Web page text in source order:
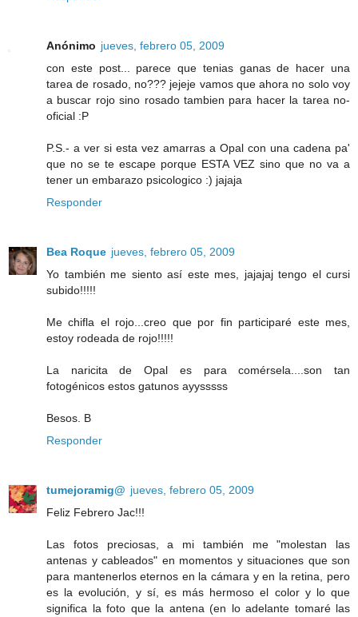
Anónimo jueves, febrero 05, 2009
con este post... parece que tenias ganas de hacer una
tarea de rosado, no??? jejeje vamos que ahora no solo voy
a buscar rojo sino rosado tambien para hacer la tarea no-
oficial :P
P.S.- a ver si esta vez amarras a Opal con una cadena pa'
que no se te escape porque ESTA VEZ sino que no va a
tener un embarazo psicologico :) jajaja
Responder
Bea Roque jueves, febrero 05, 2009
Yo también me siento así este mes, jajajaj tengo el cursi
subido!!!!!
Me chifla el rojo...creo que por fin participaré este mes,
estoy rodeada de rojo!!!!!
La naricita de Opal es para comérsela....son tan
fotogénicos estos gatunos ayysssss
Besos. B
Responder
tumejoramig@ jueves, febrero 05, 2009
Feliz Febrero Jac!!!
Las fotos preciosas, a mi también me "molestan las
antenas y cableados" en momentos y situaciones que son
para mantenerlos eternos en la cámara y en la retina, pero
es la evolución, y sí, es más hermoso el color y lo que
significa la foto que la antena (en lo adelante tomaré las